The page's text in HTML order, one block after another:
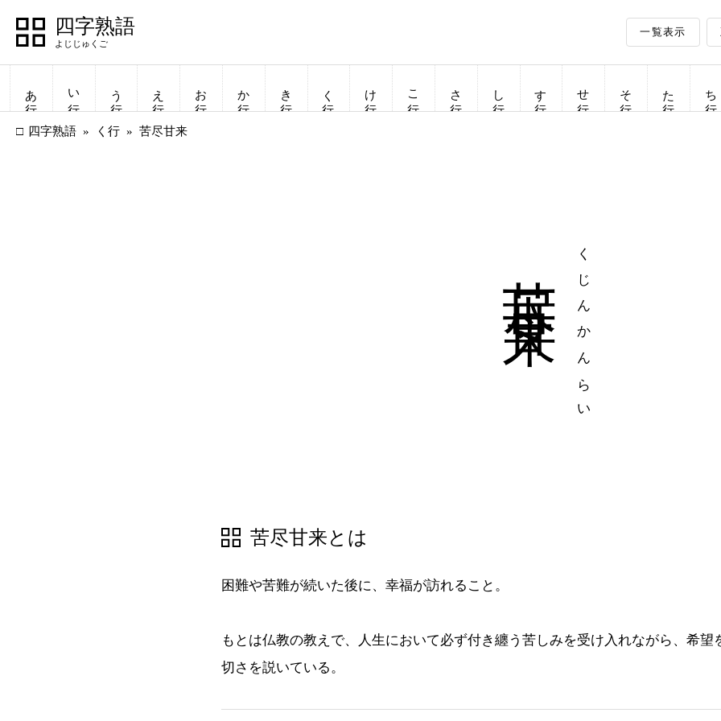
四字熟語 一覧表示
あ行 い行 う行 え行 お行 か行 き行 く行 け行 こ行 さ行 し行 す行 せ行 そ行 た行 ち行
四字熟語 く行 苦尽甘来
くじんかんらい
苦尽甘来とは
困難や苦難が続いた後に、幸福が訪れること。
もとは仏教の教えで、人生において必ず付き纏う苦しみを受け入れながら、希望
切さを説いている。